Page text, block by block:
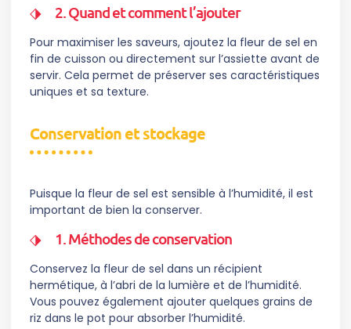
2. Quand et comment l’ajouter
Pour maximiser les saveurs, ajoutez la fleur de sel en
fin de cuisson ou directement sur l’assiette avant de
servir. Cela permet de préserver ses caractéristiques
uniques et sa texture.
Conservation et stockage
Puisque la fleur de sel est sensible à l’humidité, il est
important de bien la conserver.
1. Méthodes de conservation
Conservez la fleur de sel dans un récipient
hermétique, à l’abri de la lumière et de l’humidité.
Vous pouvez également ajouter quelques grains de
riz dans le pot pour absorber l’humidité.